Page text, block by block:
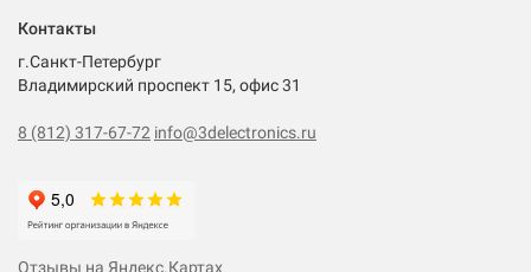
Контакты
г.Санкт-Петербург
Владимирский проспект 15, офис 31
8 (812) 317-67-72 info@3delectronics.ru
Отзывы на Яндекс.Картах